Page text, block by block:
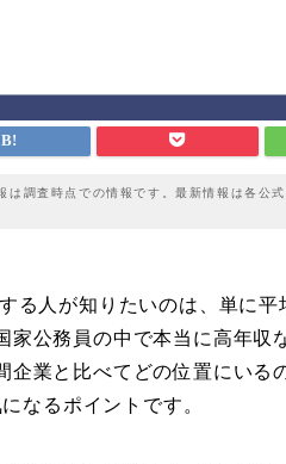
調査時点での情報です。最新情報は各公
る人が知りたいのは、単に平
公務員の中で本当に高年収
業と比べてどの位置にいる
なるポイントです。